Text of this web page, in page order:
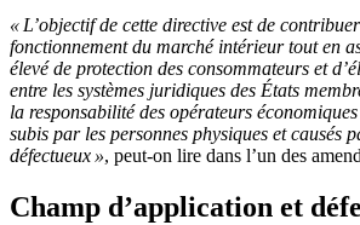
« L’objectif de cette directive est de
fonctionnement du marché intérieur tout en
élevé de protection des consommateurs et
entre les systèmes juridiques des États
la responsabilité des opérateurs
subis par les personnes physiques et causés
défectueux », peut-on lire dans l’un des
Champ d’application et